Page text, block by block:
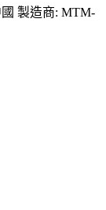
國 製造商: MTM-